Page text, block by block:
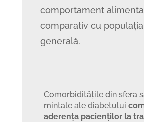
comportament
comparativ cu populația
generală.
Comorbiditățile din sfera
mintale ale diabetului
aderența pacienților la